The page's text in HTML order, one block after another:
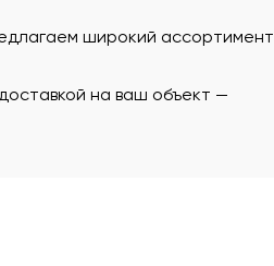
широкий ассортимент
на ваш объект —